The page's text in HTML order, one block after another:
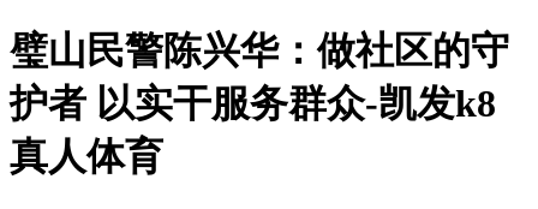
璧山民警陈兴华：做社区的守
护者 以实干服务群众-凯发k8
真人体育